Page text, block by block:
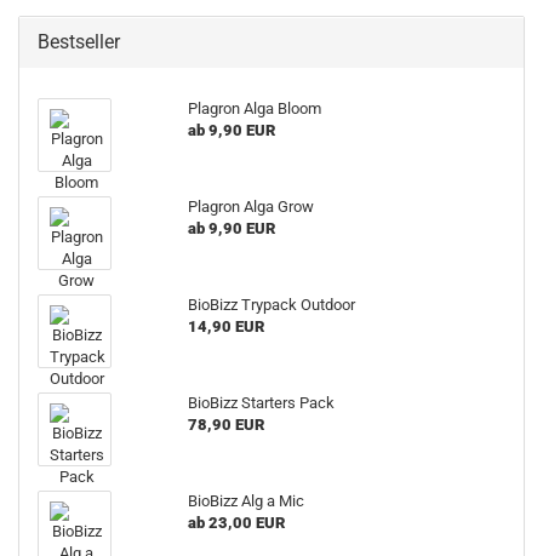
Bestseller
Plagron Alga Bloom
ab 9,90 EUR
Plagron Alga Grow
ab 9,90 EUR
BioBizz Trypack Outdoor
14,90 EUR
BioBizz Starters Pack
78,90 EUR
BioBizz Alg a Mic
ab 23,00 EUR